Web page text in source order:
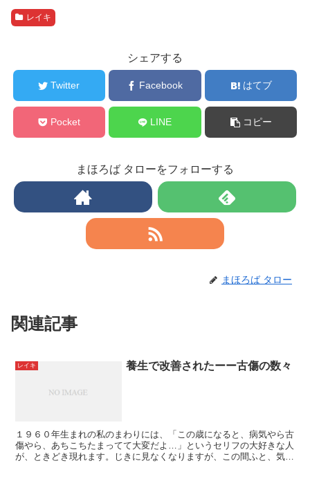
レイキ
シェアする
Twitter Facebook はてブ
Pocket LINE コピー
まほろば タローをフォローする
まほろば タロー
関連記事
レイキ 養生で改善されたーー古傷の数々
１９６０年生まれの私のまわりには、「この歳になると、病気やら古
傷やら、あちこちたまってて大変だよ…」というセリフの大好きな人
が、ときどき現れます。じきに見なくなりますが、この間ふと、気づ